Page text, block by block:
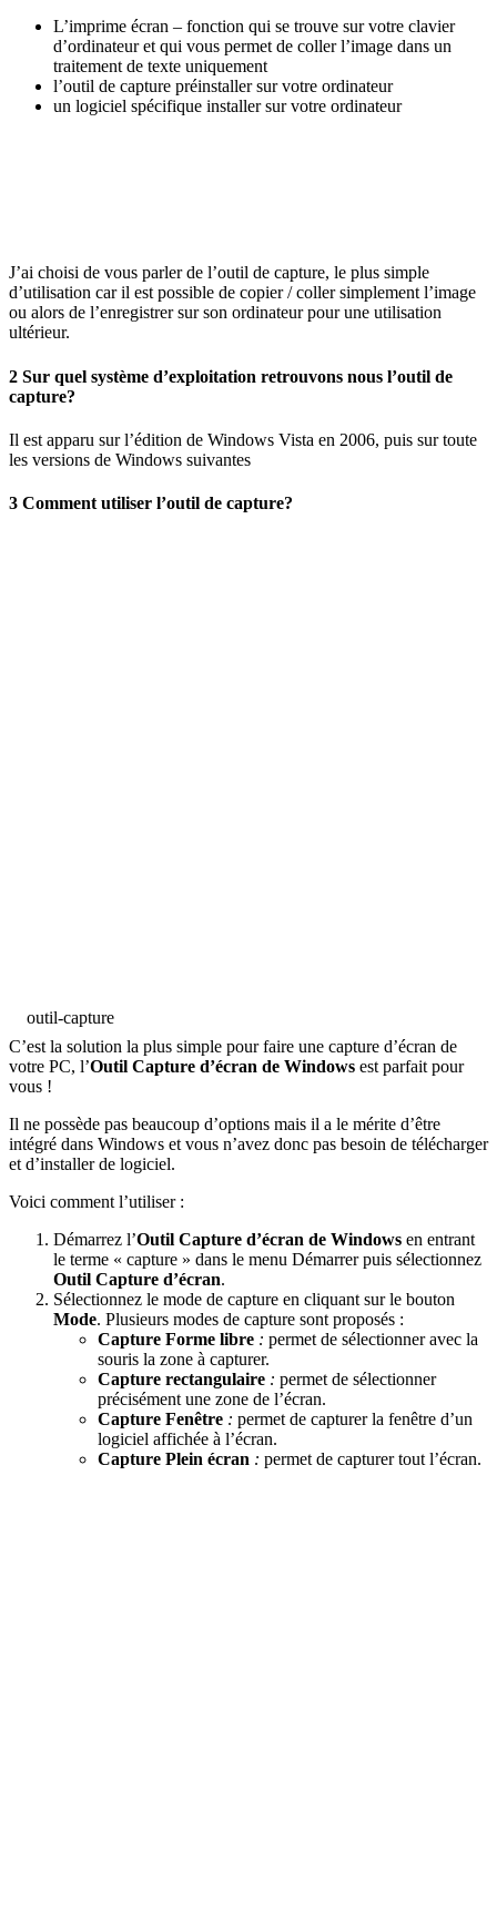
L’imprime écran – fonction qui se trouve sur votre clavier
d’ordinateur et qui vous permet de coller l’image dans un
traitement de texte uniquement
l’outil de capture préinstaller sur votre ordinateur
un logiciel spécifique installer sur votre ordinateur
J’ai choisi de vous parler de l’outil de capture, le plus simple
d’utilisation car il est possible de copier / coller simplement l’image
ou alors de l’enregistrer sur son ordinateur pour une utilisation
ultérieur.
2 Sur quel système d’exploitation retrouvons nous l’outil de
capture?
Il est apparu sur l’édition de Windows Vista en 2006, puis sur toute
les versions de Windows suivantes
3 Comment utiliser l’outil de capture?
outil-capture
C’est la solution la plus simple pour faire une capture d’écran de
votre PC, l’Outil Capture d’écran de Windows est parfait pour
vous !
Il ne possède pas beaucoup d’options mais il a le mérite d’être
intégré dans Windows et vous n’avez donc pas besoin de télécharger
et d’installer de logiciel.
Voici comment l’utiliser :
Démarrez l’Outil Capture d’écran de Windows en entrant
le terme « capture » dans le menu Démarrer puis sélectionnez
Outil Capture d’écran.
Sélectionnez le mode de capture en cliquant sur le bouton
Mode. Plusieurs modes de capture sont proposés :
Capture Forme libre : permet de sélectionner avec la
souris la zone à capturer.
Capture rectangulaire : permet de sélectionner
précisément une zone de l’écran.
Capture Fenêtre : permet de capturer la fenêtre d’un
logiciel affichée à l’écran.
Capture Plein écran : permet de capturer tout l’écran.